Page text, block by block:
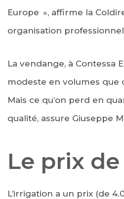
Europe », affirme la
organisation
La vendange, à Contessa
modeste en volumes que
Mais ce qu’on perd en
qualité, assure Giuseppe
Le prix de
L’irrigation a un prix (de